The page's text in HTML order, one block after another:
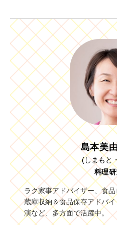
島本美
(しまもと
料理
ラク家事アドバイザー、食
蔵庫収納＆食品保存アドバ
演など、多方面で活躍中。